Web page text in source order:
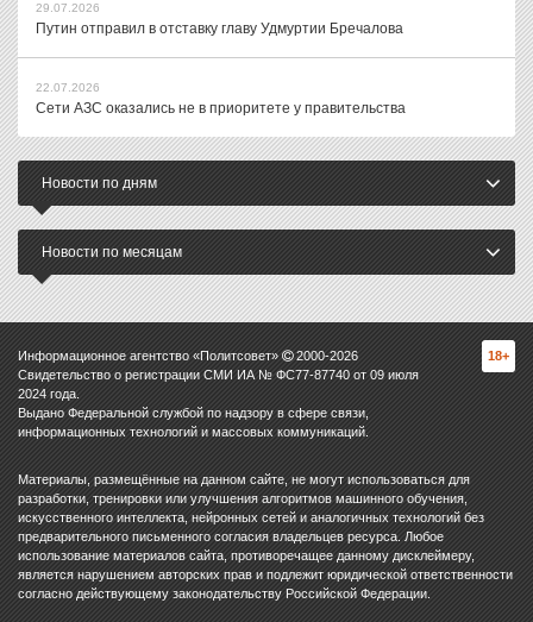
29.07.2026
Путин отправил в отставку главу Удмуртии Бречалова
22.07.2026
Сети АЗС оказались не в приоритете у правительства
Новости по дням
Новости по месяцам
Информационное агентство «Политсовет» 2000-2026
Свидетельство о регистрации СМИ ИА № ФС77-87740 от 09 июля
2024 года.
Выдано Федеральной службой по надзору в сфере связи,
информационных технологий и массовых коммуникаций.
18+
Материалы, размещённые на данном сайте, не могут использоваться для
разработки, тренировки или улучшения алгоритмов машинного обучения,
искусственного интеллекта, нейронных сетей и аналогичных технологий без
предварительного письменного согласия владельцев ресурса. Любое
использование материалов сайта, противоречащее данному дисклеймеру,
является нарушением авторских прав и подлежит юридической ответственности
согласно действующему законодательству Российской Федерации.